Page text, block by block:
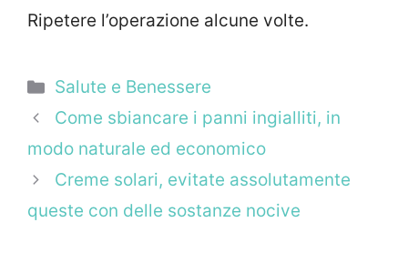
Ripetere l’operazione alcune volte.
Categorie
Salute e Benessere
Come sbiancare i panni ingialliti, in
modo naturale ed economico
Creme solari, evitate assolutamente
queste con delle sostanze nocive